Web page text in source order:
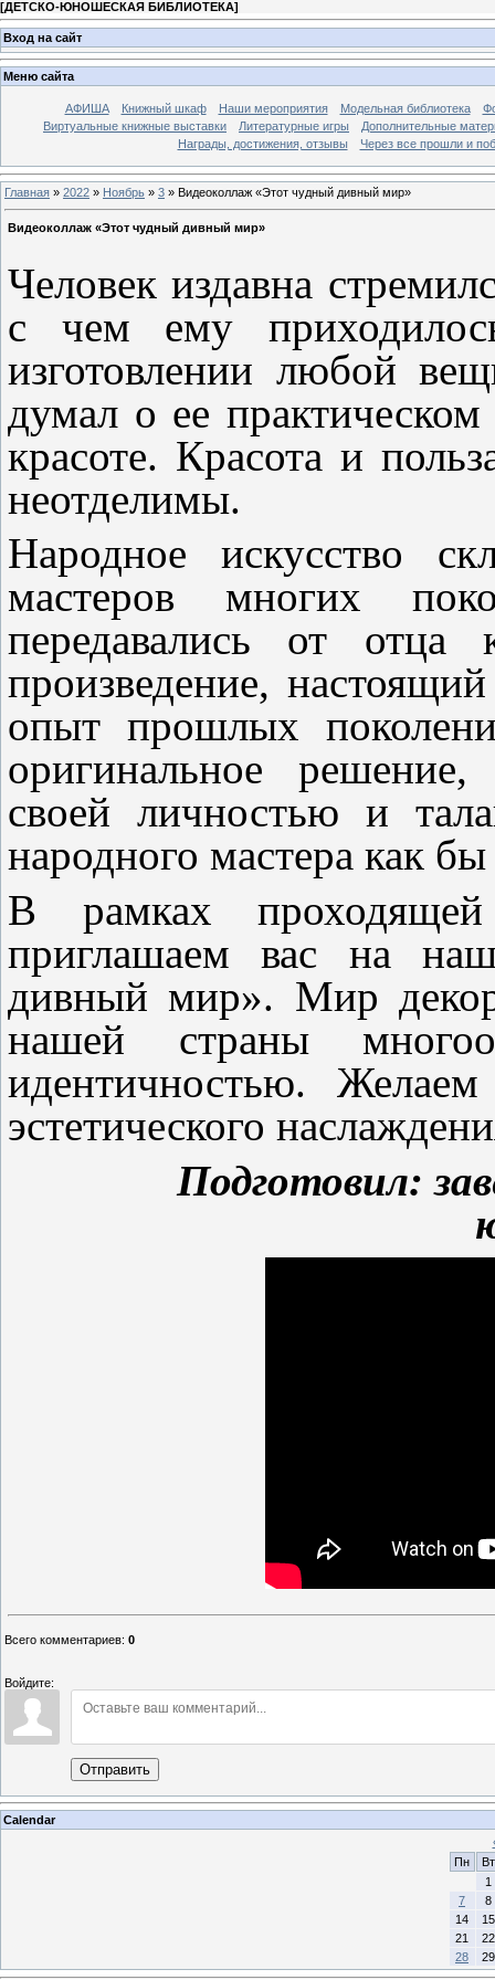
[ДЕТСКО-ЮНОШЕСКАЯ БИБЛИОТЕКА]
Вход на сайт
Меню сайта
АФИША Книжный шкаф Наши мероприятия Модельная библиотека
Виртуальные книжные выставки
Литературные игры
Дополнительные
Награды, достижения, отзывы
Через все прошли и
Главная » 2022 » Ноябрь » 3 » Видеоколлаж «Этот чудный дивный мир»
Видеоколлаж «Этот чудный дивный мир»
Человек издавна
с чем ему
изготовлении любой
думал о ее
красоте. Красота и
неотделимы.
Народное искусство
мастеров многих
передавались от
произведение,
опыт прошлых
оригинальное
своей личностью и
народного мастера как
В рамках
приглашаем вас на
дивный мир». Мир
нашей страны
идентичностью.
эстетического
Подготовил:
Всего комментариев: 0
Войдите:
Отправить
Calendar
Пн
Вт
1
7
8
14
15
21
22
28
29